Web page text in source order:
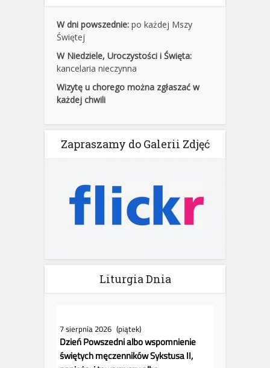
W dni powszednie: po każdej Mszy
Świętej
W Niedziele, Uroczystości i Święta:
kancelaria nieczynna
Wizytę u chorego można zgłaszać w
każdej chwili
Zapraszamy do Galerii Zdjęć
Liturgia Dnia